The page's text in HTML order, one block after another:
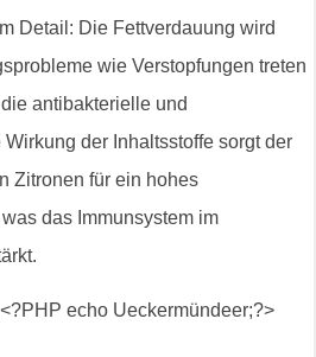
Detail: Die Fettverdauung wird
wie Verstopfungen treten
antibakterielle und
der Inhaltsstoffe sorgt der
Zitronen für ein hohes
das Immunsystem im